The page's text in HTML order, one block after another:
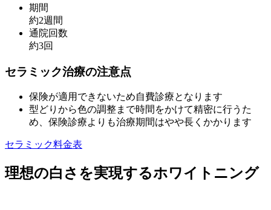
期間
約2週間
通院回数
約3回
セラミック治療の注意点
保険が適用できないため自費診療となります
型どりから色の調整まで時間をかけて精密に行うた
め、保険診療よりも治療期間はやや長くかかります
セラミック料金表
理想の白さを実現するホワイトニング